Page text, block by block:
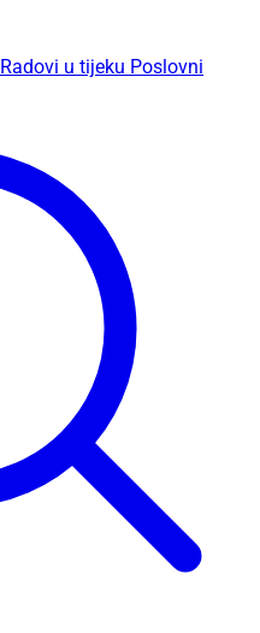
Radovi u tijeku Poslovni